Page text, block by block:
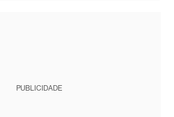
PUBLICIDADE